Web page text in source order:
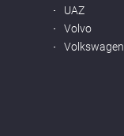
UAZ
Volvo
Volkswagen